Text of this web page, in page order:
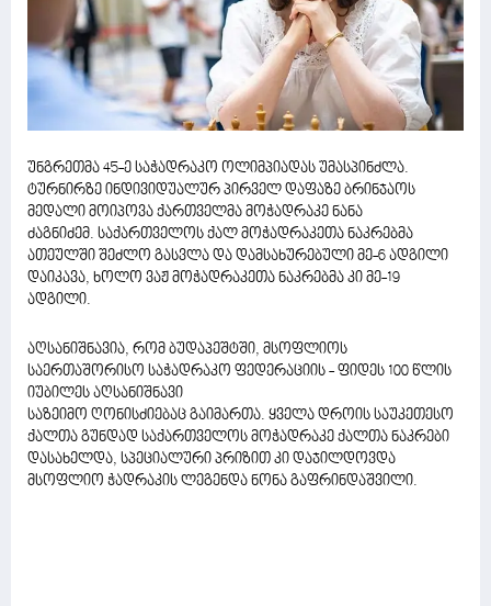
უნგრეთმა 45-ე საჭადრაკო ოლიმპიადას უმასპინძლა.
ტურნირზე ინდივიდუალურ პირველ დაფაზე ბრინჯაოს
მედალი მოიპოვა ქართველმა მოჭადრაკე ნანა
ძაგნიძემ. საქართველოს ქალ მოჭადრაკეთა ნაკრებმა
ათეულში შეძლო გასვლა და დამსახურებული მე-6 ადგილი
დაიკავა, ხოლო ვაჟ მოჭადრაკეთა ნაკრებმა კი მე-19
ადგილი.
აღსანიშნავია, რომ ბუდაპეშტში, მსოფლიოს
საერთაშორისო საჭადრაკო ფედერაციის - ფიდეს 100 წლის
იუბილეს აღსანიშნავი
საზეიმო ღონისძიებაც გაიმართა. ყველა დროის საუკეთესო
ქალთა გუნდად საქართველოს მოჭადრაკე ქალთა ნაკრები
დასახელდა, სპეციალური პრიზით კი დაჯილდოვდა
მსოფლიო ჭადრაკის ლეგენდა ნონა გაფრინდაშვილი.